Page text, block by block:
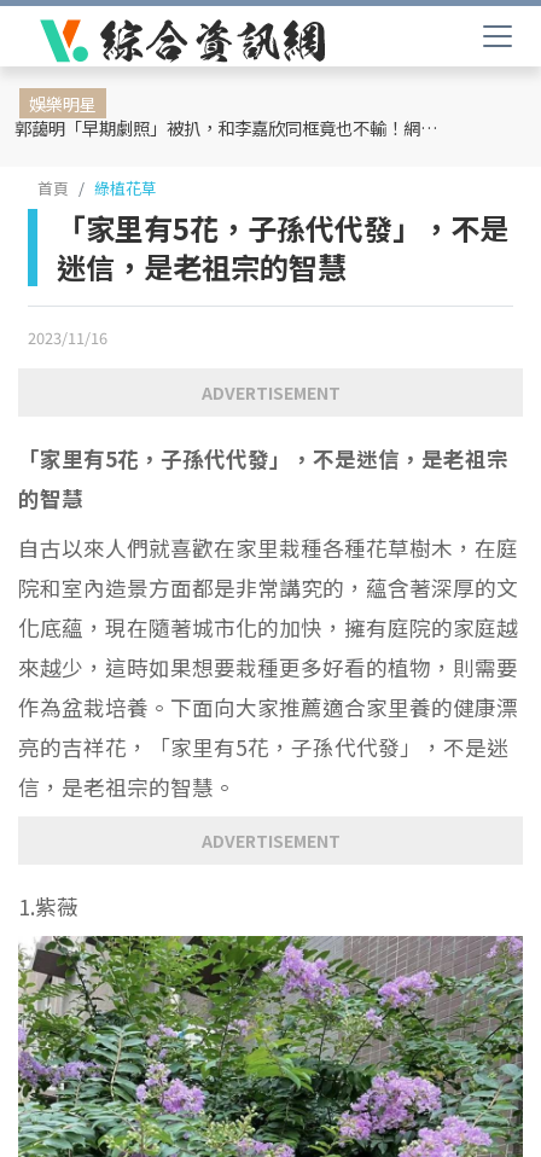
娛樂明星
郭藹明「早期劇照」被扒，和李嘉欣同框竟也不輸！網友：難怪劉青云這麼愛她
首頁 綠植花草
「家里有5花，子孫代代發」，不是
迷信，是老祖宗的智慧
2023/11/16
ADVERTISEMENT
「家里有5花，子孫代代發」，不是迷信，是老祖宗
的智慧
自古以來人們就喜歡在家里栽種各種花草樹木，在庭
院和室內造景方面都是非常講究的，蘊含著深厚的文
化底蘊，現在隨著城市化的加快，擁有庭院的家庭越
來越少，這時如果想要栽種更多好看的植物，則需要
作為盆栽培養。下面向大家推薦適合家里養的健康漂
亮的吉祥花，「家里有5花，子孫代代發」，不是迷
信，是老祖宗的智慧。
ADVERTISEMENT
1.紫薇